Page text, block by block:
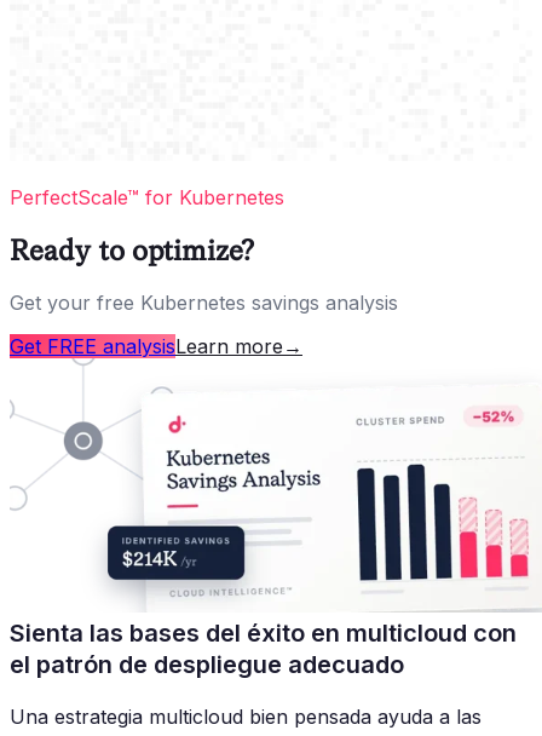
PerfectScale™ for Kubernetes
Ready to optimize?
Get your free Kubernetes savings analysis
Get FREE analysisLearn more →
Sienta las bases del éxito en multicloud con
el patrón de despliegue adecuado
Una estrategia multicloud bien pensada ayuda a las